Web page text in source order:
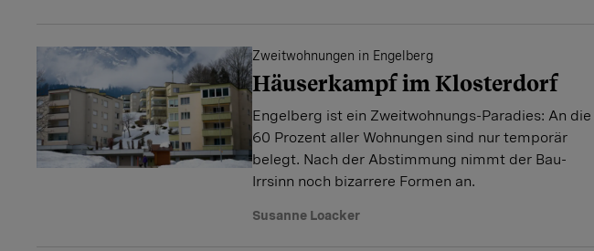
Zweitwohnungen in Engelberg
Häuserkampf im Klosterdorf
Engelberg ist ein Zweitwohnungs-Paradies: An die
60 Prozent aller Wohnungen sind nur temporär
belegt. Nach der Abstimmung nimmt der Bau-
Irrsinn noch bizarrere Formen an.
Susanne Loacker